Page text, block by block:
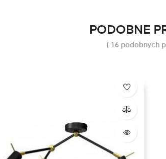
PODOBNE
( 16 podobnych